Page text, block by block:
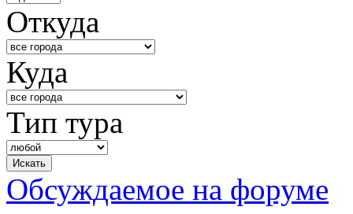
Откуда
Куда
Тип тура
Обсуждаемое на форуме